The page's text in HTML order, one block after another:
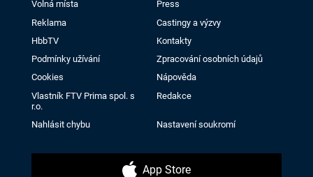
Volná místa
Press
Reklama
Castingy a výzvy
HbbTV
Kontakty
Podmínky užívání
Zpracování osobních údajů
Cookies
Nápověda
Vlastník FTV Prima spol. s
r.o.
Redakce
Nahlásit chybu Nastavení soukromí
App Store